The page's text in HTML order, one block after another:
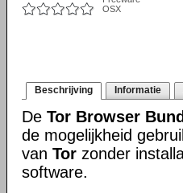
OSX
Beschrijving Informatie
De Tor Browser
de mogelijkheid
van Tor zonder
software.